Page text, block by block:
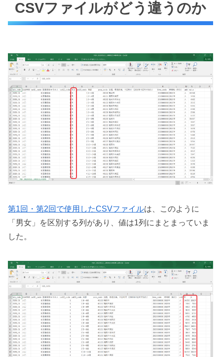
CSVファイルがどう違うのか
第1回・第2回で使用したCSVファイルは、このように
「男女」を区別する列があり、値は1列にまとまっていま
した。